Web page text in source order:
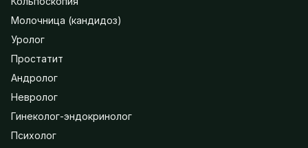
Молочница (кандидоз)
Уролог
Простатит
Андролог
Невролог
Гинеколог-эндокринолог
Психолог